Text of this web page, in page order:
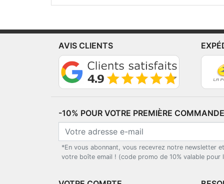
AVIS CLIENTS
-10% POUR VOTRE PREMIÈRE
*En vous abonnant, vous recevrez notre newsletter
votre boîte email ! (code promo de 10% valable pour